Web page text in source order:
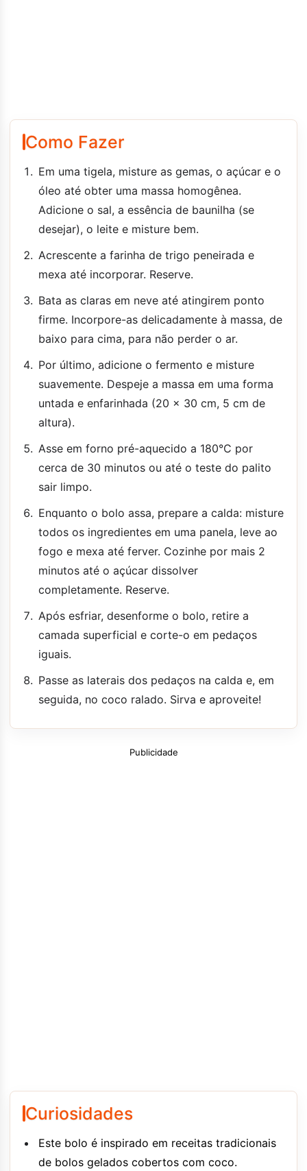
Como Fazer
Em uma tigela, misture as gemas, o açúcar e o
óleo até obter uma massa homogênea.
Adicione o sal, a essência de baunilha (se
desejar), o leite e misture bem.
Acrescente a farinha de trigo peneirada e
mexa até incorporar. Reserve.
Bata as claras em neve até atingirem ponto
firme. Incorpore-as delicadamente à massa, de
baixo para cima, para não perder o ar.
Por último, adicione o fermento e misture
suavemente. Despeje a massa em uma forma
untada e enfarinhada (20 x 30 cm, 5 cm de
altura).
Asse em forno pré-aquecido a 180°C por
cerca de 30 minutos ou até o teste do palito
sair limpo.
Enquanto o bolo assa, prepare a calda: misture
todos os ingredientes em uma panela, leve ao
fogo e mexa até ferver. Cozinhe por mais 2
minutos até o açúcar dissolver
completamente. Reserve.
Após esfriar, desenforme o bolo, retire a
camada superficial e corte-o em pedaços
iguais.
Passe as laterais dos pedaços na calda e, em
seguida, no coco ralado. Sirva e aproveite!
Publicidade
Curiosidades
Este bolo é inspirado em receitas tradicionais
de bolos gelados cobertos com coco.